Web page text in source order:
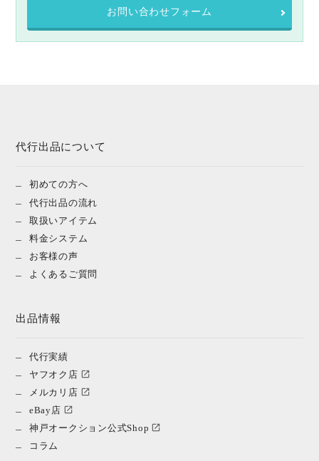
お問い合わせフォーム
代行出品について
初めての方へ
代行出品の流れ
取扱いアイテム
料金システム
お客様の声
よくあるご質問
出品情報
代行実績
ヤフオク店
メルカリ店
eBay店
神戸オークション公式Shop
コラム